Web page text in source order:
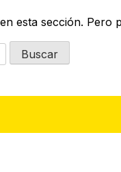
esta sección. Pero